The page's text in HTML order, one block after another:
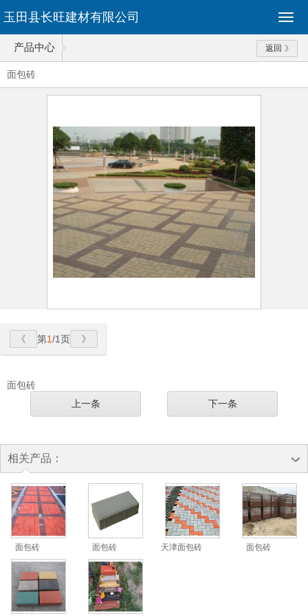
玉田县长旺建材有限公司
产品中心 返回
面包砖
第1/1页
面包砖
上一条 下一条
相关产品：
面包砖 面包砖 天津面包砖 面包砖